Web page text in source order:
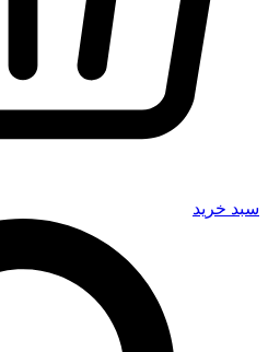
سبد خرید